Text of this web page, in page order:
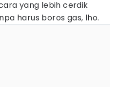
yang lebih cerdik
harus boros gas, lho.